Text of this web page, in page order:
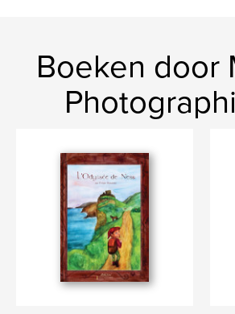
Boeken door